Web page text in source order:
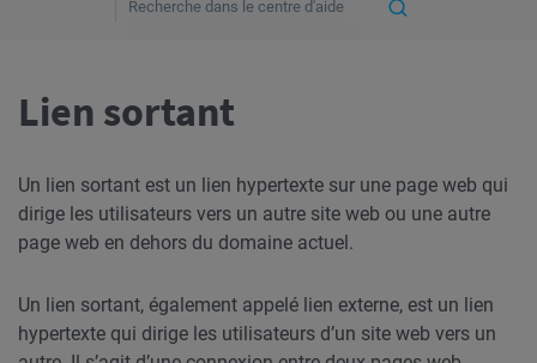
Lien sortant
Un lien sortant est un lien hypertexte sur une page web qui
dirige les utilisateurs vers un autre site web ou une autre
page web en dehors du domaine actuel.
Un lien sortant, également appelé lien externe, est un lien
hypertexte qui dirige les utilisateurs d’un site web vers un